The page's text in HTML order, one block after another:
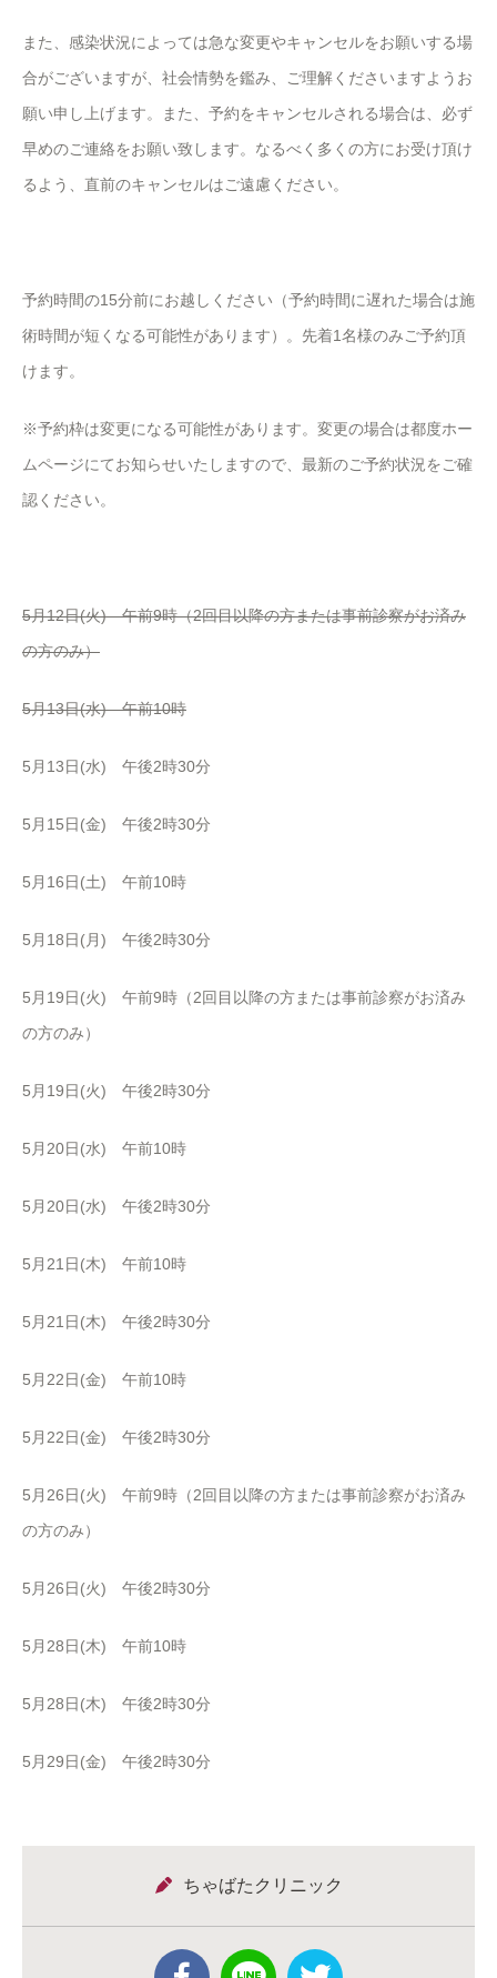
また、感染状況によっては急な変更やキャンセルをお願いする場
合がございますが、社会情勢を鑑み、ご理解くださいますようお
願い申し上げます。また、予約をキャンセルされる場合は、必ず
早めのご連絡をお願い致します。なるべく多くの方にお受け頂け
るよう、直前のキャンセルはご遠慮ください。
予約時間の15分前にお越しください（予約時間に遅れた場合は施
術時間が短くなる可能性があります）。先着1名様のみご予約頂
けます。
※予約枠は変更になる可能性があります。変更の場合は都度ホー
ムページにてお知らせいたしますので、最新のご予約状況をご確
認ください。
5月12日(火) 午前9時（2回目以降の方または事前診察がお済み
の方のみ）
5月13日(水) 午前10時
5月13日(水) 午後2時30分
5月15日(金) 午後2時30分
5月16日(土) 午前10時
5月18日(月) 午後2時30分
5月19日(火) 午前9時（2回目以降の方または事前診察がお済み
の方のみ）
5月19日(火) 午後2時30分
5月20日(水) 午前10時
5月20日(水) 午後2時30分
5月21日(木) 午前10時
5月21日(木) 午後2時30分
5月22日(金) 午前10時
5月22日(金) 午後2時30分
5月26日(火) 午前9時（2回目以降の方または事前診察がお済み
の方のみ）
5月26日(火) 午後2時30分
5月28日(木) 午前10時
5月28日(木) 午後2時30分
5月29日(金) 午後2時30分
ちゃばたクリニック